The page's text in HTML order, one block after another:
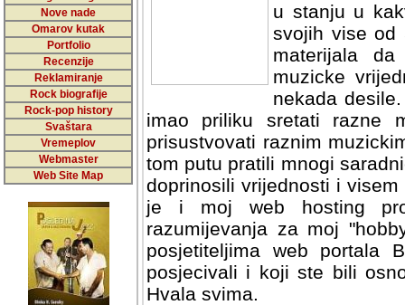
Nove nade
Omarov kutak
Portfolio
Recenzije
Reklamiranje
Rock biografije
Rock-pop history
Svaštara
Vremeplov
Webmaster
Web Site Map
u stanju u
svojih vise od
materijala
muzicke
nekada
imao priliku sretati razne
prisustvovati raznim
tom putu pratili mnogi
doprinosili vrijednosti i
je i moj web hosting
razumijevanja za moj
posjetiteljima web portala
posjecivali i koji ste bili
Hvala svima.